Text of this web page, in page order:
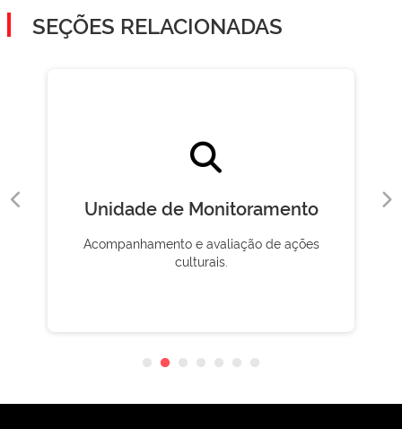
SEÇÕES RELACIONADAS
Unidade de Monitoramento
Acompanhamento e avaliação de ações
culturais.